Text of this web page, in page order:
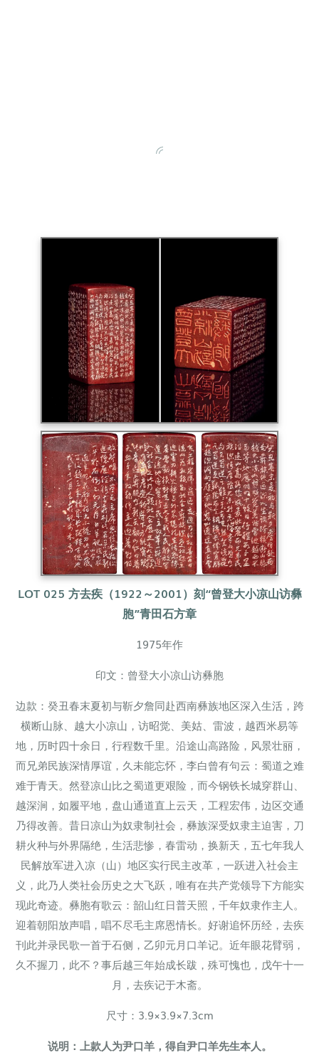
LOT 025 方去疾（1922～2001） 刻“曾登大小凉山访彝
胞”青田石方章
1975年作
印文：曾登大小凉山访彝胞
边款：癸丑春末夏初与靳夕詹同赴西南彝族地区深入生活，跨
横断山脉、越大小凉山，访昭觉、美姑、雷波，越西米易等
地，历时四十余日，行程数千里。沿途山高路险，风景壮丽，
而兄弟民族深情厚谊，久未能忘怀，李白曾有句云：蜀道之难
难于青天。然登凉山比之蜀道更艰险，而今钢铁长城穿群山、
越深涧，如履平地，盘山通道直上云天，工程宏伟，边区交通
乃得改善。昔日凉山为奴隶制社会，彝族深受奴隶主迫害，刀
耕火种与外界隔绝，生活悲惨，春雷动，换新天，五七年我人
民解放军进入凉（山）地区实行民主改革，一跃进入社会主
义，此乃人类社会历史之大飞跃，唯有在共产党领导下方能实
现此奇迹。彝胞有歌云：韶山红日普天照，千年奴隶作主人。
迎着朝阳放声唱，唱不尽毛主席恩情长。好谢追怀历经，去疾
刊此并录民歌一首于石侧，乙卯元月口羊记。近年眼花臂弱，
久不握刀，此不？事后越三年始成长跋，殊可愧也，戊午十一
月，去疾记于木斋。
尺寸： 3.9×3.9×7.3cm
说明：上款人为尹口羊，得自尹口羊先生本人。